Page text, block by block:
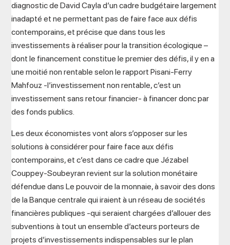
diagnostic de David Cayla d’un cadre budgétaire largement
inadapté et ne permettant pas de faire face aux défis
contemporains, et précise que dans tous les
investissements à réaliser pour la transition écologique –
dont le financement constitue le premier des défis, il y en a
une moitié non rentable selon le rapport Pisani-Ferry
Mahfouz -l’investissement non rentable, c’est un
investissement sans retour financier- à financer donc par
des fonds publics.
Les deux économistes vont alors s’opposer sur les
solutions à considérer pour faire face aux défis
contemporains, et c’est dans ce cadre que Jézabel
Couppey-Soubeyran revient sur la solution monétaire
défendue dans Le pouvoir de la monnaie, à savoir des dons
de la Banque centrale qui iraient à un réseau de sociétés
financières publiques -qui seraient chargées d’allouer des
subventions à tout un ensemble d’acteurs porteurs de
projets d’investissements indispensables sur le plan